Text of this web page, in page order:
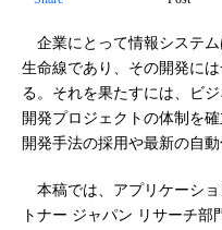
企業にとって情報システ
生命線であり、その開発に
る。それを果たすには、ビ
開発プロジェクトの体制を
開発手法の採用や最新の自
本稿では、アプリケーシ
トナー ジャパン リサーチ